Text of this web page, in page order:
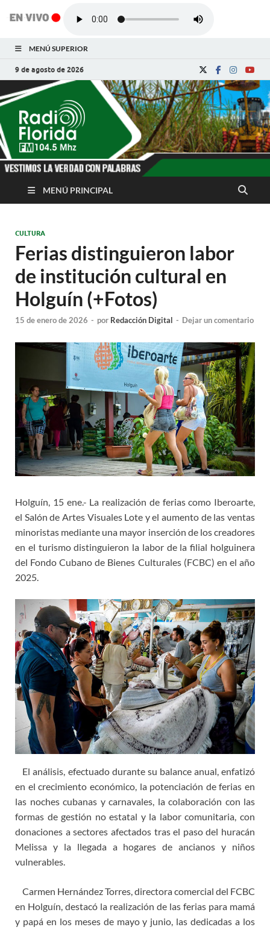
MENÚ SUPERIOR
9 de agosto de 2026
Radio Florida de
Cuba
Noticias y Actualidades de Florida, Camagüey,
MENÚ PRINCIPAL
CULTURA
Ferias distinguieron labor
de institución cultural en
Holguín (+Fotos)
15 de enero de 2026 - por Redacción Digital - Dejar un comentario
Holguín, 15 ene.- La realización de ferias como Iberoarte,
el Salón de Artes Visuales Lote y el aumento de las ventas
minoristas mediante una mayor inserción de los creadores
en el turismo distinguieron la labor de la filial holguinera
del Fondo Cubano de Bienes Culturales (FCBC) en el año
2025.
El análisis, efectuado durante su balance anual, enfatizó
en el crecimiento económico, la potenciación de ferias en
las noches cubanas y carnavales, la colaboración con las
formas de gestión no estatal y la labor comunitaria, con
donaciones a sectores afectados tras el paso del huracán
Melissa y la llegada a hogares de ancianos y niños
vulnerables.
Carmen Hernández Torres, directora comercial del FCBC
en Holguín, destacó la realización de las ferias para mamá
y papá en los meses de mayo y junio, las dedicadas a los